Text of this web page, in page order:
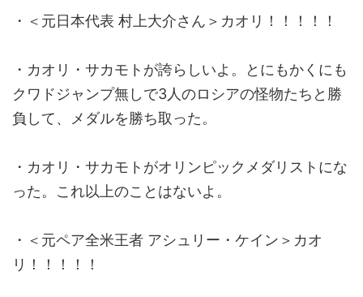
・＜元日本代表 村上大介さん＞カオリ！！！！！
・カオリ・サカモトが誇らしいよ。とにもかくにも
クワドジャンプ無しで3人のロシアの怪物たちと勝
負して、メダルを勝ち取った。
・カオリ・サカモトがオリンピックメダリストにな
った。これ以上のことはないよ。
・＜元ペア全米王者 アシュリー・ケイン＞カオ
リ！！！！！